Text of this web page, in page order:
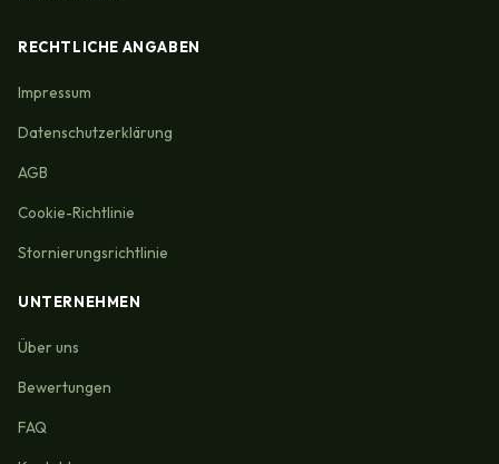
RECHTLICHE ANGABEN
Impressum
Datenschutzerklärung
AGB
Cookie-Richtlinie
Stornierungsrichtlinie
UNTERNEHMEN
Über uns
Bewertungen
FAQ